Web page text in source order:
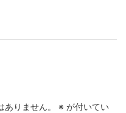
りません。 ※ が付いてい